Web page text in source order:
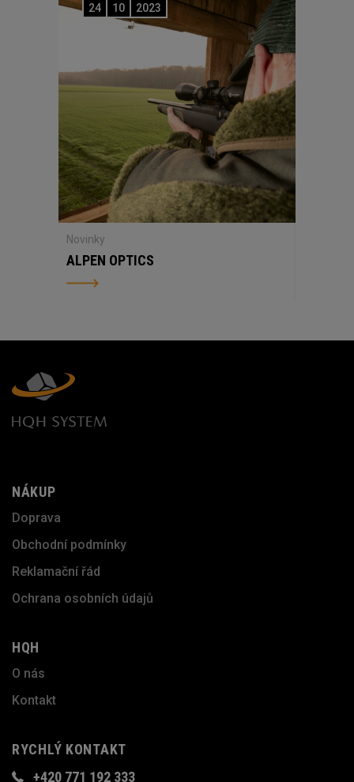
24 10 2023
Novinky
ALPEN OPTICS
NÁKUP
Doprava
Obchodní podmínky
Reklamační řád
Ochrana osobních údajů
HQH
O nás
Kontakt
RYCHLÝ KONTAKT
+420 771 192 333